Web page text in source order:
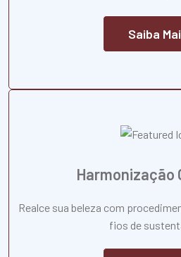
Saiba
Harmonização
Realce sua beleza com
fios de